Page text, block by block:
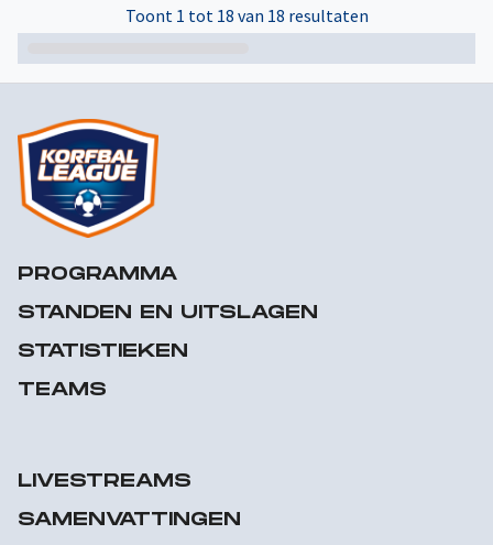
Toont 1 tot 18 van 18 resultaten
PROGRAMMA
STANDEN EN UITSLAGEN
STATISTIEKEN
TEAMS
LIVESTREAMS
SAMENVATTINGEN